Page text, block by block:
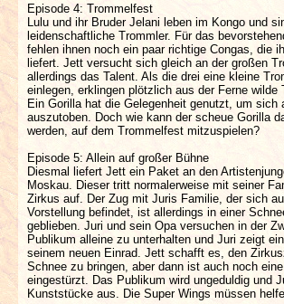
Episode 4: Trommelfest
Lulu und ihr Bruder Jelani leben im Kongo und
leidenschaftliche Trommler. Für das
fehlen ihnen noch ein paar richtige Congas, die
liefert. Jett versucht sich gleich an der großen
allerdings das Talent. Als die drei eine kleine
einlegen, erklingen plötzlich aus der Ferne wilde
Ein Gorilla hat die Gelegenheit genutzt, um sich
auszutoben. Doch wie kann der scheue Gorilla
werden, auf dem Trommelfest mitzuspielen?
Episode 5: Allein auf großer Bühne
Diesmal liefert Jett ein Paket an den
Moskau. Dieser tritt normalerweise mit seiner
Zirkus auf. Der Zug mit Juris Familie, der sich
Vorstellung befindet, ist allerdings in einer
geblieben. Juri und sein Opa versuchen in der
Publikum alleine zu unterhalten und Juri zeigt
seinem neuen Einrad. Jett schafft es, den
Schnee zu bringen, aber dann ist auch noch
eingestürzt. Das Publikum wird ungeduldig und
Kunststücke aus. Die Super Wings müssen